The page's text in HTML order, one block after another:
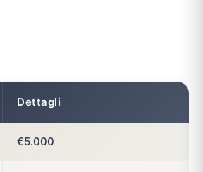
Dettagli
€5.000